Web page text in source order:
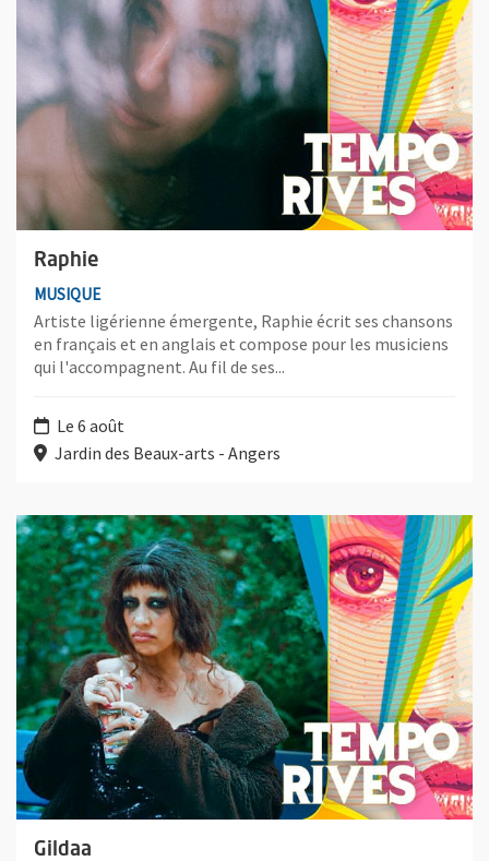
Raphie
MUSIQUE
Artiste ligérienne émergente, Raphie écrit ses chansons
en français et en anglais et compose pour les musiciens
qui l'accompagnent. Au fil de ses...
Le 6 août
Jardin des Beaux-arts - Angers
Gildaa
Plus d'information sur l'évènement : Gildaa